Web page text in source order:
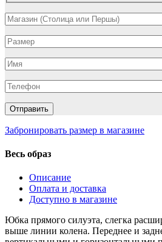
Забронировать размер в магазине
Весь образ
Описание
Оплата и доставка
Доступно в магазине
Юбка прямого силуэта, слегка
выше линии колена. Переднее и